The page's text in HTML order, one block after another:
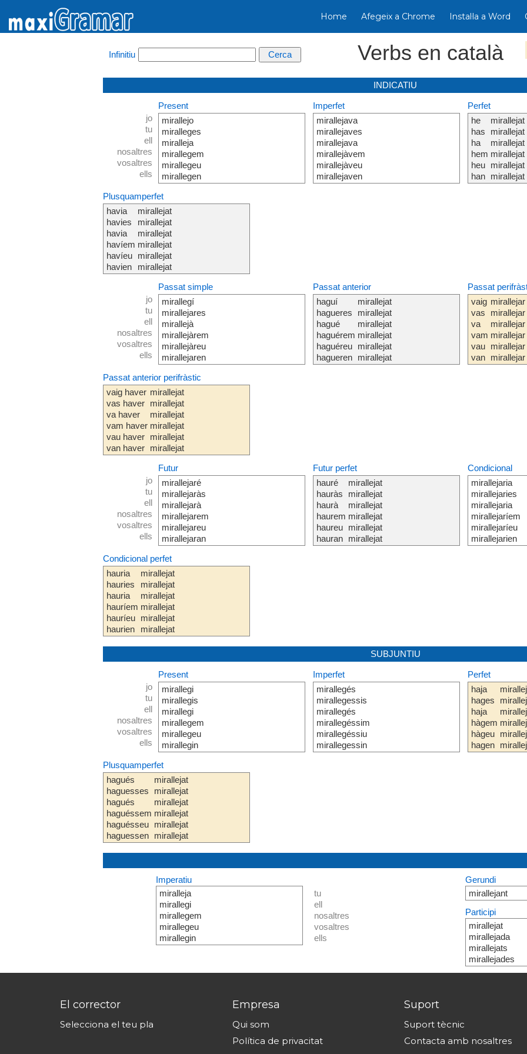
Home Afegeix a Chrome Instal·la a Word
Infinitiu Verbs en català
INDICATIU
jo
tu
ell
nosaltres
vosaltres
ells
Present
mirallejo
miralleges
miralleja
mirallegem
mirallegeu
mirallegen
Imperfet
mirallejava
mirallejaves
mirallejava
mirallejàvem
mirallejàveu
mirallejaven
Perfet
he
has
ha
hem
heu
han
mirallejat
mirallejat
mirallejat
mirallejat
mirallejat
mirallejat
Plusquamperfet
havia
havies
havia
havíem
havíeu
havien
mirallejat
mirallejat
mirallejat
mirallejat
mirallejat
mirallejat
jo
tu
ell
nosaltres
vosaltres
ells
Passat simple
mirallegí
mirallejares
mirallejà
mirallejàrem
mirallejàreu
mirallejaren
Passat anterior
haguí
hagueres
hagué
haguérem
haguéreu
hagueren
mirallejat
mirallejat
mirallejat
mirallejat
mirallejat
mirallejat
Passat
vaig
vas
va
vam
vau
van
mirallejar
mirallejar
mirallejar
mirallejar
mirallejar
mirallejar
Passat anterior perifràstic
vaig haver
vas haver
va haver
vam haver
vau haver
van haver
mirallejat
mirallejat
mirallejat
mirallejat
mirallejat
mirallejat
jo
tu
ell
nosaltres
vosaltres
ells
Futur
mirallejaré
mirallejaràs
mirallejarà
mirallejarem
mirallejareu
mirallejaran
Futur perfet
hauré
hauràs
haurà
haurem
haureu
hauran
mirallejat
mirallejat
mirallejat
mirallejat
mirallejat
mirallejat
Condicional
mirallejaria
mirallejaries
mirallejaria
mirallejaríem
mirallejaríeu
mirallejarien
Condicional perfet
hauria
hauries
hauria
hauríem
hauríeu
haurien
mirallejat
mirallejat
mirallejat
mirallejat
mirallejat
mirallejat
SUBJUNTIU
jo
tu
ell
nosaltres
vosaltres
ells
Present
mirallegi
mirallegis
mirallegi
mirallegem
mirallegeu
mirallegin
Imperfet
mirallegés
mirallegessis
mirallegés
mirallegéssim
mirallegéssiu
mirallegessin
Perfet
haja
hages
haja
hàgem
hàgeu
hagen
Plusquamperfet
hagués
haguesses
hagués
haguéssem
haguésseu
haguessen
mirallejat
mirallejat
mirallejat
mirallejat
mirallejat
mirallejat
Imperatiu
miralleja
mirallegi
mirallegem
mirallegeu
mirallegin
tu
ell
nosaltres
vosaltres
ells
Gerundi
mirallejant
Participi
mirallejat
mirallejada
mirallejats
mirallejades
El corrector
Selecciona el teu pla
Empresa
Qui som
Política de privacitat
Suport
Suport tècnic
Contacta amb nosaltres